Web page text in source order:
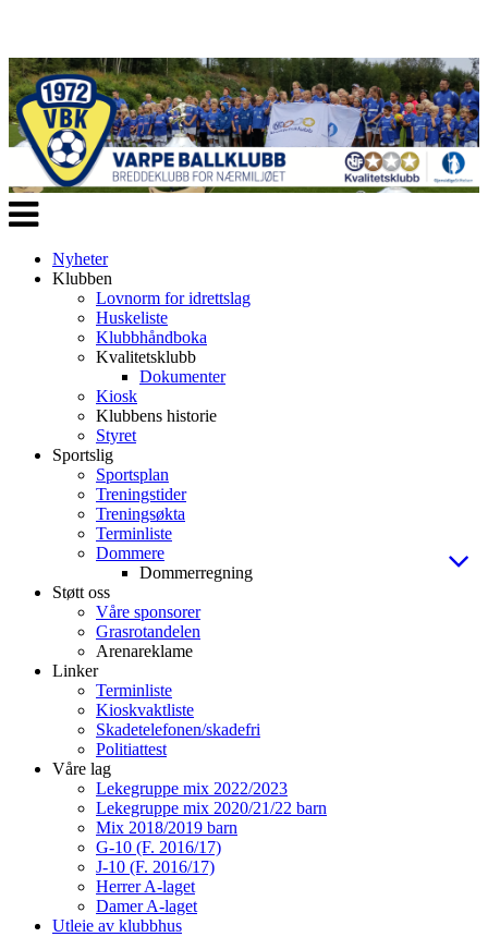
Veksle
navigasjon
Nyheter
Klubben
Lovnorm for idrettslag
Huskeliste
Klubbhåndboka
Kvalitetsklubb
Dokumenter
Kiosk
Klubbens historie
Styret
Sportslig
Sportsplan
Treningstider
Treningsøkta
Terminliste
Dommere
Dommerregning
Støtt oss
Våre sponsorer
Grasrotandelen
Arenareklame
Linker
Terminliste
Kioskvaktliste
Skadetelefonen/skadefri
Politiattest
Våre lag
Lekegruppe mix 2022/2023
Lekegruppe mix 2020/21/22 barn
Mix 2018/2019 barn
G-10 (F. 2016/17)
J-10 (F. 2016/17)
Herrer A-laget
Damer A-laget
Utleie av klubbhus